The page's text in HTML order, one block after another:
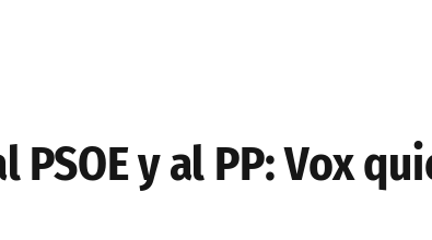
y al PP: Vox